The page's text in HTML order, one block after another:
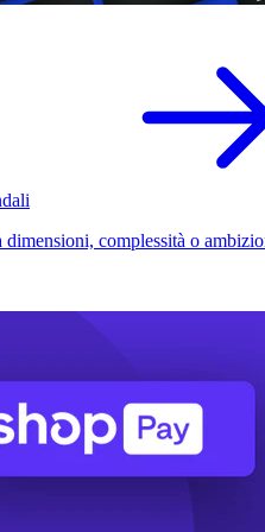
dimensioni, complessità o